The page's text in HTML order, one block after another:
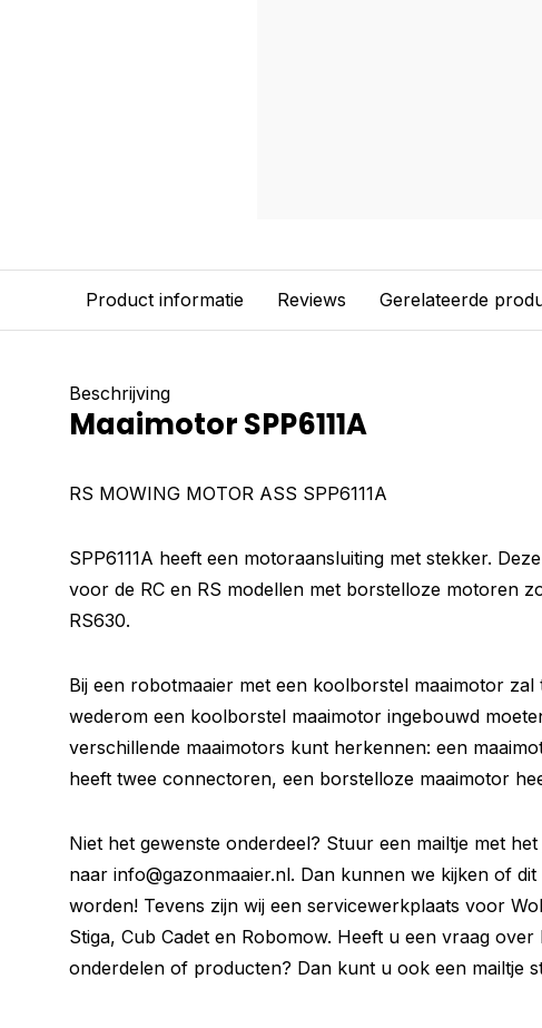
Product informatie Reviews Gerelateerde
Beschrijving
Maaimotor SPP6111A
RS MOWING MOTOR ASS SPP6111A
SPP6111A heeft een motoraansluiting met stekker.
voor de RC en RS modellen met borstelloze motoren
RS630.
Bij een robotmaaier met een koolborstel maaimotor zal
wederom een koolborstel maaimotor ingebouwd
verschillende maaimotors kunt herkennen: een
heeft twee connectoren, een borstelloze maaimotor
Niet het gewenste onderdeel? Stuur een mailtje met
naar info@gazonmaaier.nl. Dan kunnen we kijken of
worden! Tevens zijn wij een servicewerkplaats voor
Stiga, Cub Cadet en Robomow. Heeft u een vraag
onderdelen of producten? Dan kunt u ook een mailtje